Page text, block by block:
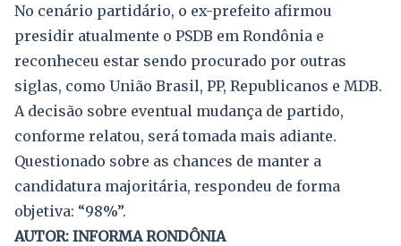
No cenário partidário, o ex-prefeito afirmou
presidir atualmente o PSDB em Rondônia e
reconheceu estar sendo procurado por outras
siglas, como União Brasil, PP, Republicanos e MDB.
A decisão sobre eventual mudança de partido,
conforme relatou, será tomada mais adiante.
Questionado sobre as chances de manter a
candidatura majoritária, respondeu de forma
objetiva: “98%”.
AUTOR: INFORMA RONDÔNIA